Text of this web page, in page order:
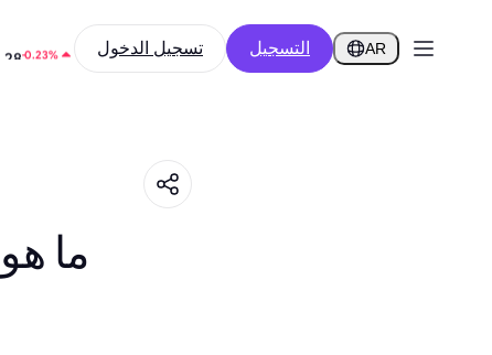
تسجيل الدخول التسجيل AR